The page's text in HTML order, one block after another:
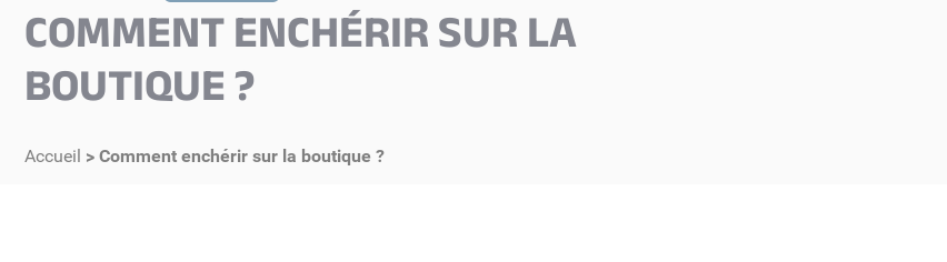
COMMENT ENCHÉRIR SUR LA
BOUTIQUE ?
Accueil > Comment enchérir sur la boutique ?